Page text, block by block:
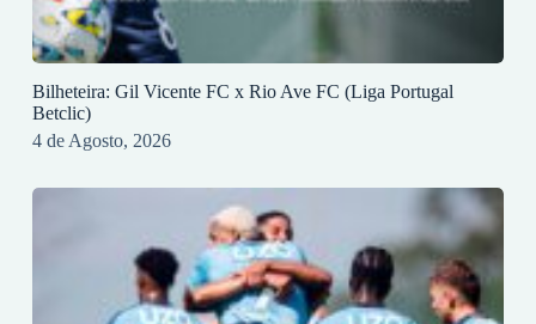
Bilheteira: Gil Vicente FC x Rio Ave FC (Liga Portugal
Betclic)
4 de Agosto, 2026